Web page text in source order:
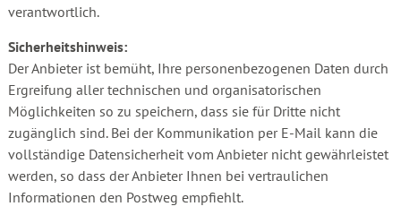
verantwortlich.
Sicherheitshinweis:
Der Anbieter ist bemüht, Ihre personenbezogenen Daten durch
Ergreifung aller technischen und organisatorischen
Möglichkeiten so zu speichern, dass sie für Dritte nicht
zugänglich sind. Bei der Kommunikation per E-Mail kann die
vollständige Datensicherheit vom Anbieter nicht gewährleistet
werden, so dass der Anbieter Ihnen bei vertraulichen
Informationen den Postweg empfiehlt.